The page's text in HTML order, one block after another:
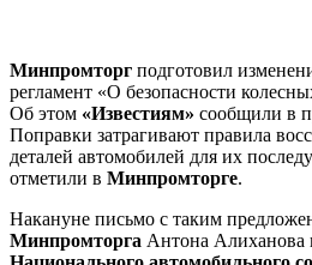
Минпромторг подготовил
регламент «О безопасности
Об этом «Известиям» сообщили в
Поправки затрагивают правила
деталей автомобилей для их
отметили в Минпромторге.
Накануне письмо с таким
Минпромторга Антона Алиханова